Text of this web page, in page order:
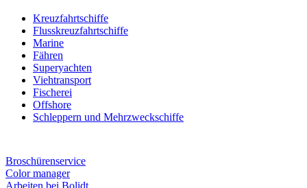
Kreuzfahrtschiffe
Flusskreuzfahrtschiffe
Marine
Fähren
Superyachten
Viehtransport
Fischerei
Offshore
Schleppern und Mehrzweckschiffe
Broschürenservice
Color manager
Arbeiten bei Bolidt